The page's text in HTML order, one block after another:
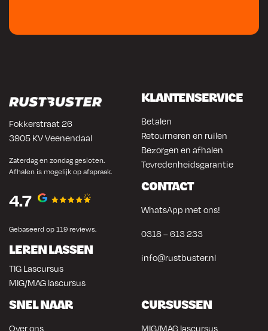
Fokkerstraat 26
3905 KV Veenendaal
Zaterdag en zondag gesloten.
Afhalen is mogelijk op afspraak.
4.7
Gebaseerd op 119 reviews.
LEREN LASSEN
TIG Lascursus
MIG/MAG lascursus
KLANTENSERVICE
Betalen
Retourneren en ruilen
Bezorgen en afhalen
Tevredenheidsgarantie
CONTACT
WhatsApp met ons!
0318 – 613 233
info@rustbuster.nl
SNEL NAAR
Over ons
CURSUSSEN
MIG/MAG lascursus